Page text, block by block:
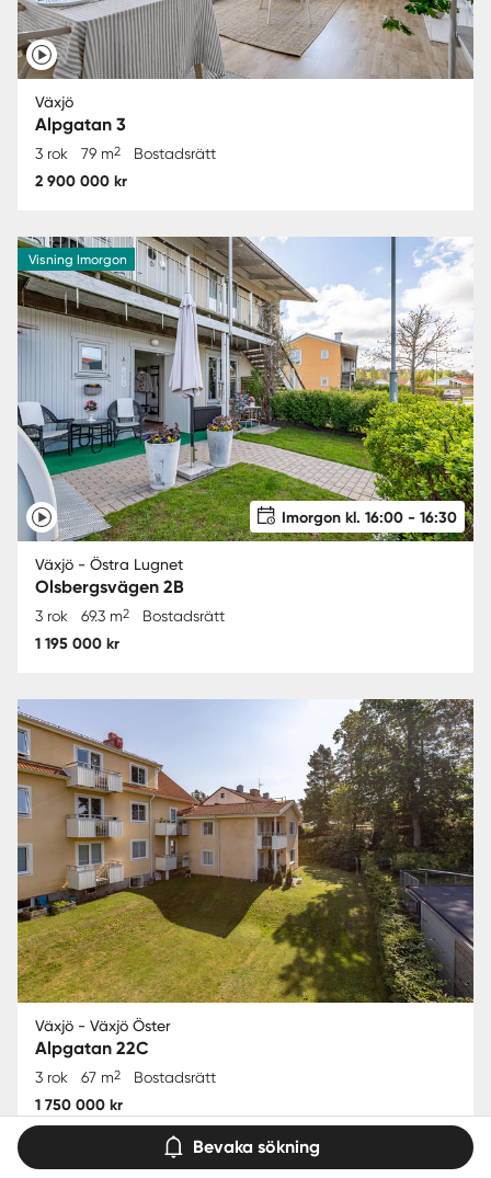
Växjö
Alpgatan 3
3 rok 79 m2 Bostadsrätt
2 900 000 kr
Visning Imorgon
Imorgon kl. 16:00 - 16:30
Växjö - Östra Lugnet
Olsbergsvägen 2B
3 rok 69.3 m2 Bostadsrätt
1 195 000 kr
Växjö - Växjö Öster
Alpgatan 22C
3 rok 67 m2 Bostadsrätt
1 750 000 kr
Bevaka sökning